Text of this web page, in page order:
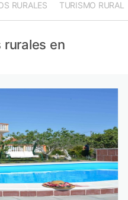
RURALES TURISMO RURAL
rurales en